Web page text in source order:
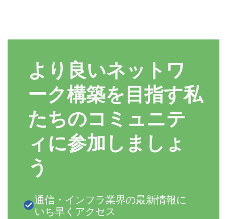
より良いネットワ
ーク構築を目指す私
たちのコミュニテ
ィに参加しましょ
う
通信・インフラ業界の最新情報に
いち早くアクセス